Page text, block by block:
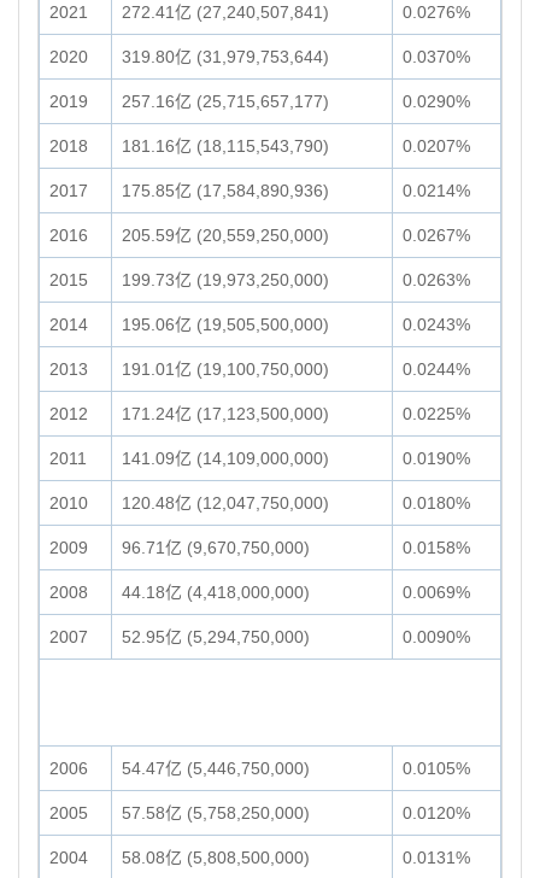
2021 272.41亿 (27,240,507,841) 0.0276%
2020 319.80亿 (31,979,753,644) 0.0370%
2019 257.16亿 (25,715,657,177) 0.0290%
2018 181.16亿 (18,115,543,790) 0.0207%
2017 175.85亿 (17,584,890,936) 0.0214%
2016 205.59亿 (20,559,250,000) 0.0267%
2015 199.73亿 (19,973,250,000) 0.0263%
2014 195.06亿 (19,505,500,000) 0.0243%
2013 191.01亿 (19,100,750,000) 0.0244%
2012 171.24亿 (17,123,500,000) 0.0225%
2011 141.09亿 (14,109,000,000) 0.0190%
2010 120.48亿 (12,047,750,000) 0.0180%
2009 96.71亿 (9,670,750,000) 0.0158%
2008 44.18亿 (4,418,000,000) 0.0069%
2007 52.95亿 (5,294,750,000) 0.0090%
2006 54.47亿 (5,446,750,000) 0.0105%
2005 57.58亿 (5,758,250,000) 0.0120%
2004 58.08亿 (5,808,500,000) 0.0131%